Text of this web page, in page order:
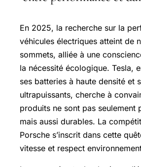
En 2025, la recherche sur la
véhicules électriques atteint de
sommets, alliée à une
la nécessité écologique. Tesla,
ses batteries à haute densité et
ultrapuissants, cherche à
produits ne sont pas seulement
mais aussi durables. La
Porsche s’inscrit dans cette
vitesse et respect